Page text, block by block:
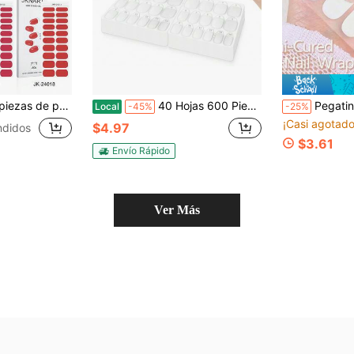
DIY, fácil de usar, uñas de calidad de salón en casa [requiere curado con lámpara UV] Suministros para uñas Local -45% 40 Hojas 600 Piezas de Pestañas Adhesivas para Uñas, 15 Tamaños Ultra & Pegatinas de Uñas a Prueba de Agua, Pestañas Adhesivas de Doble Cara para Manicura KJ38
$4.97
Envío Rápido
-25% Pegatinas de uñas de gel semi-curado estilo francés,
¡Casi
$3.61
Ver Más